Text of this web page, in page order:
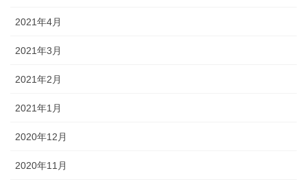
2021年4月
2021年3月
2021年2月
2021年1月
2020年12月
2020年11月